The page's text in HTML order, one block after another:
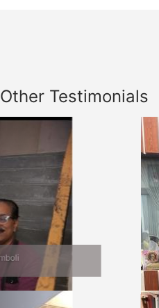
Other Testimonials
Previous